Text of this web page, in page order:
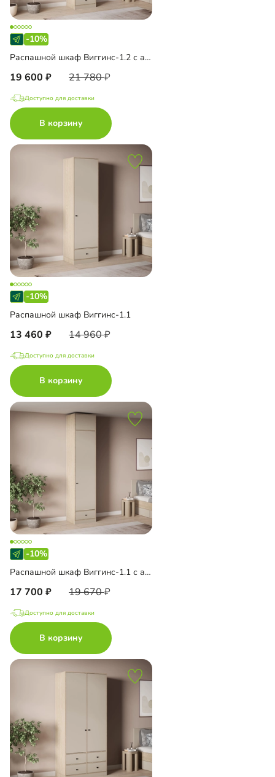
-10%
Распашной шкаф Виггинс-1.2 с антресолью
19 600 21 780
Доступно для доставки
В корзину
-10%
Распашной шкаф Виггинс-1.1
13 460 14 960
Доступно для доставки
В корзину
-10%
Распашной шкаф Виггинс-1.1 с антресолью
17 700 19 670
Доступно для доставки
В корзину